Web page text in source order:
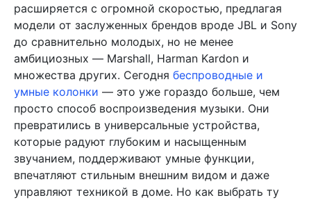
расширяется с огромной скоростью, предлагая
модели от заслуженных брендов вроде JBL и Sony
до сравнительно молодых, но не менее
амбициозных — Marshall, Harman Kardon и
множества других. Сегодня беспроводные и
умные колонки — это уже гораздо больше, чем
просто способ воспроизведения музыки. Они
превратились в универсальные устройства,
которые радуют глубоким и насыщенным
звучанием, поддерживают умные функции,
впечатляют стильным внешним видом и даже
управляют техникой в доме. Но как выбрать ту